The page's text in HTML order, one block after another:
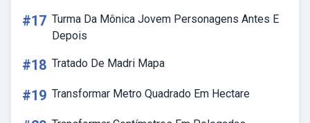
#17 Turma Da Mônica Jovem Personagens Antes E
Depois
#18 Tratado De Madri Mapa
#19 Transformar Metro Quadrado Em Hectare